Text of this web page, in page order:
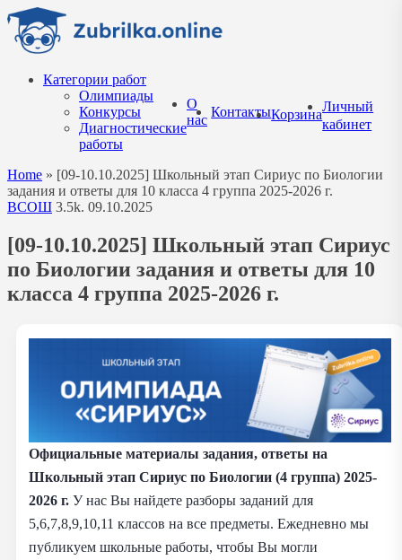
Перейти
содержанию
Категории работ
Олимпиады
Конкурсы
Диагностические
работы
О
нас
КонтактыКорзина
Личный
кабинет
Home » [09-10.10.2025] Школьный этап Сириус по Биологии
задания и ответы для 10 класса 4 группа 2025-2026 г.
ВСОШ 3.5k. 09.10.2025
[09-10.10.2025] Школьный этап Сириус
по Биологии задания и ответы для 10
класса 4 группа 2025-2026 г.
Официальные материалы задания, ответы на
Школьный этап Сириус по Биологии (4 группа) 2025-
2026 г. У нас Вы найдете разборы заданий для
5,6,7,8,9,10,11 классов на все предметы. Ежедневно мы
публикуем школьные работы, чтобы Вы могли